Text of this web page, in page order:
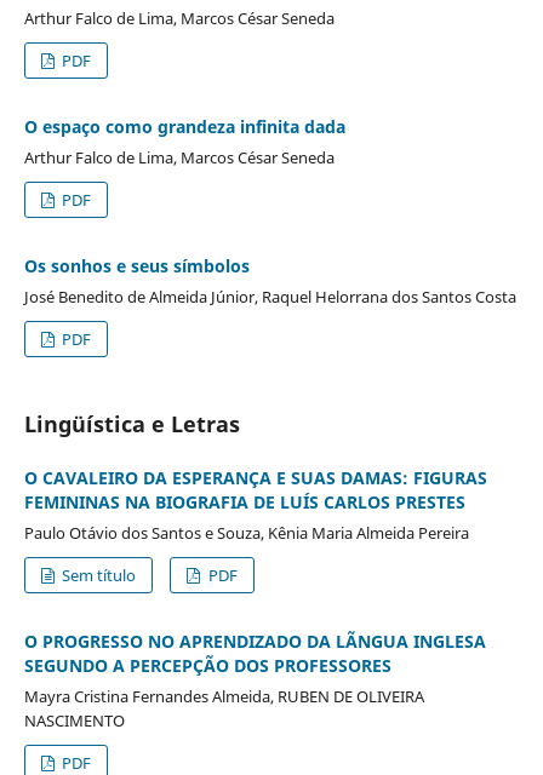
Arthur Falco de Lima, Marcos César Seneda
PDF
O espaço como grandeza infinita dada
Arthur Falco de Lima, Marcos César Seneda
PDF
Os sonhos e seus símbolos
José Benedito de Almeida Júnior, Raquel Helorrana dos Santos Costa
PDF
Lingüística e Letras
O CAVALEIRO DA ESPERANÇA E SUAS DAMAS: FIGURAS
FEMININAS NA BIOGRAFIA DE LUÍS CARLOS PRESTES
Paulo Otávio dos Santos e Souza, Kênia Maria Almeida Pereira
Sem título
PDF
O PROGRESSO NO APRENDIZADO DA LÃNGUA INGLESA
SEGUNDO A PERCEPÇÃO DOS PROFESSORES
Mayra Cristina Fernandes Almeida, RUBEN DE OLIVEIRA
NASCIMENTO
PDF